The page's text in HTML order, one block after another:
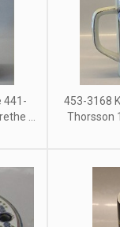
441-
...
453-3168
Thorsson